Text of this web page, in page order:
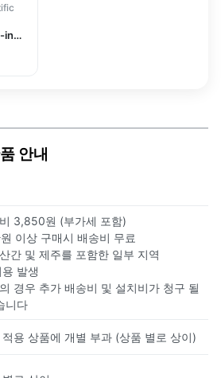
in
안내
3,850원 (부가세 포함)
이상 구매시 배송비 무료
간 및 제주를 포함한 일부 지역
발생
경우 추가 배송비 및 설치비가 청구 될
니다
용 상품에 개별 부과 (상품 별로 상이)